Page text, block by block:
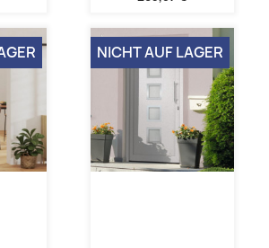
NICHT AUF LAGER